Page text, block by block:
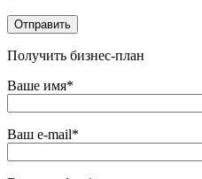
Получить бизнес-план
Ваше имя*
Ваш e-mail*